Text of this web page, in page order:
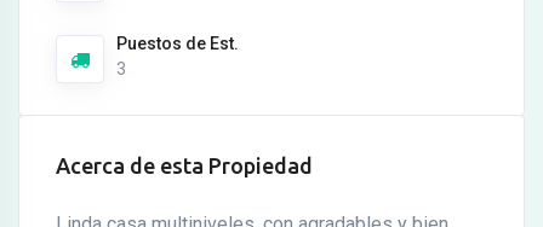
Puestos de Est.
3
Acerca de esta Propiedad